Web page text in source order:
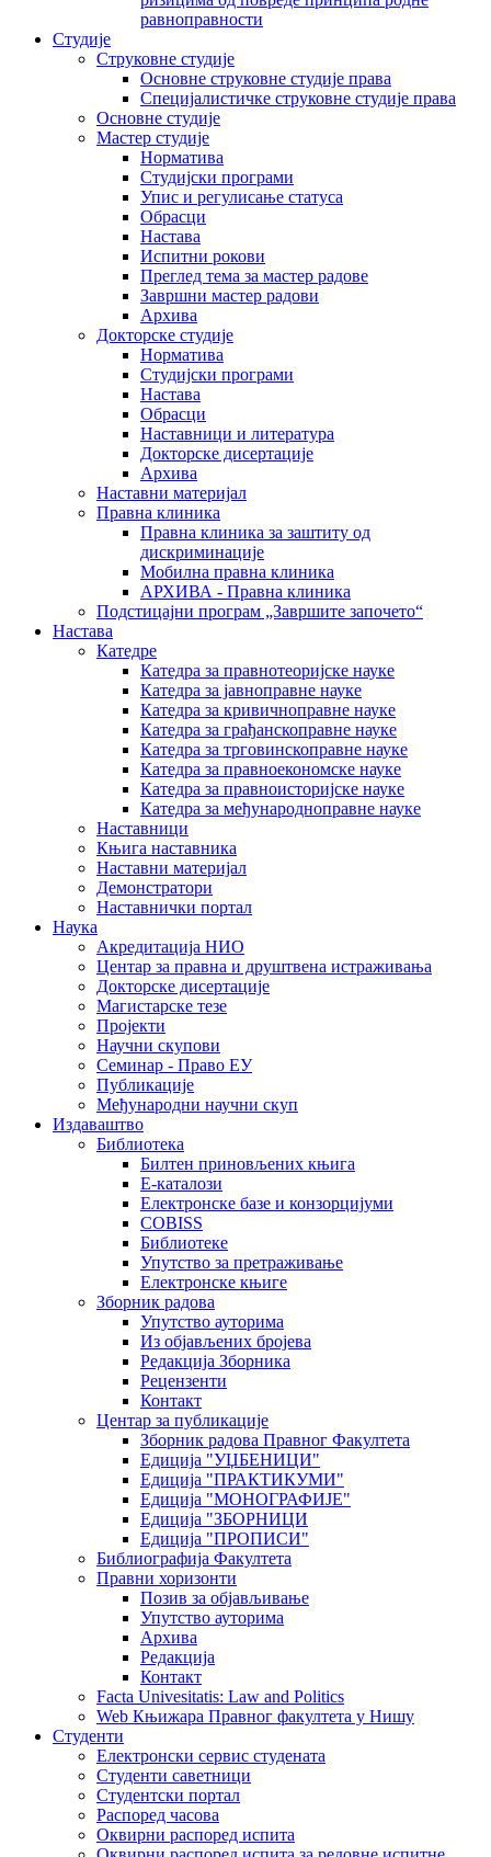
равноправности
Студије
Струковне студије
Основне струковне студије права
Специјалистичке струковне студије права
Основне студије
Мастер студије
Норматива
Студијски програми
Упис и регулисање статуса
Обрасци
Настава
Испитни рокови
Преглед тема за мастер радове
Завршни мастер радови
Архива
Докторске студије
Норматива
Студијски програми
Настава
Обрасци
Наставници и литература
Докторске дисертације
Архива
Наставни материјал
Правна клиника
Правна клиника за заштиту од
дискриминације
Мобилна правна клиника
АРХИВА - Правна клиника
Подстицајни програм „Завршите започето“
Настава
Катедре
Катедра за правнотеоријске науке
Катедра за јавноправне науке
Катедра за кривичноправне науке
Катедра за грађанскоправне науке
Катедра за трговинскоправне науке
Катедра за правноекономске науке
Катедра за правноисторијске науке
Катедра за међународноправне науке
Наставници
Књига наставника
Наставни материјал
Демонстратори
Наставнички портал
Наука
Акредитација НИО
Центар за правна и друштвена истраживања
Докторске дисертације
Магистарске тезе
Пројекти
Научни скупови
Семинар - Право ЕУ
Публикације
Међународни научни скуп
Издаваштво
Библиотека
Билтен приновљених књига
Е-каталози
Електронске базе и конзорцијуми
COBISS
Библиотеке
Упутство за претраживање
Електронске књиге
Зборник радова
Упутство ауторима
Из објављених бројева
Редакција Зборника
Рецензенти
Контакт
Центар за публикације
Зборник радова Правног Факултета
Едиција "УЏБЕНИЦИ"
Едиција "ПРАКТИКУМИ"
Едиција "МОНОГРАФИЈЕ"
Едиција "ЗБОРНИЦИ
Едиција "ПРОПИСИ"
Библиографија Факултета
Правни хоризонти
Позив за објављивање
Упутство ауторима
Архива
Редакција
Контакт
Facta Univesitatis: Law and Politics
Web Књижара Правног факултета у Нишу
Студенти
Електронски сервис студената
Студенти саветници
Студентски портал
Распоред часова
Оквирни распоред испита